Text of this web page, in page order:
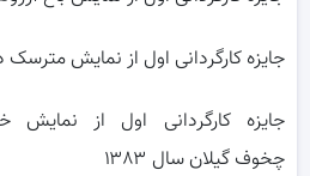
جایزه کارگردانی اول از نمایش مترسک در
جایزه کارگردانی اول از نمایش
چخوف گیلان سال ۱۳۸۳